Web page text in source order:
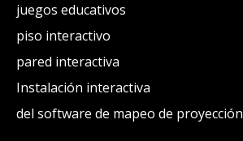
juegos educativos
piso interactivo
pared interactiva
Instalación interactiva
del software de mapeo de proyección